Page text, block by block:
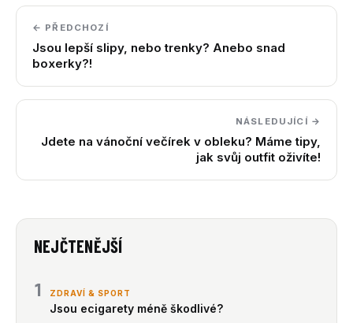
← PŘEDCHOZÍ
Jsou lepší slipy, nebo trenky? Anebo snad
boxerky?!
NÁSLEDUJÍCÍ →
Jdete na vánoční večírek v obleku? Máme tipy,
jak svůj outfit oživíte!
NEJČTENĚJŠÍ
1 ZDRAVÍ & SPORT
Jsou ecigarety méně škodlivé?